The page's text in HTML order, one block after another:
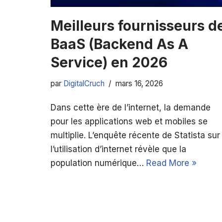
Meilleurs fournisseurs
BaaS (Backend As A
Service) en 2026
par DigitalCruch mars 16, 2026
Dans cette ère de l’internet, la demande
pour les applications web et mobiles se
multiplie. L’enquête récente de Statista sur
l’utilisation d’internet révèle que la
population numérique… Read More »